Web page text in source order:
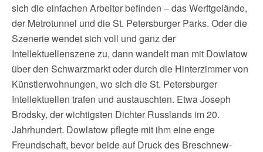
sich die einfachen Arbeiter befinden – das Werftgelände,
der Metrotunnel und die St. Petersburger Parks. Oder die
Szenerie wendet sich voll und ganz der
Intellektuellenszene zu, dann wandelt man mit Dowlatow
über den Schwarzmarkt oder durch die Hinterzimmer von
Künstlerwohnungen, wo sich die St. Petersburger
Intellektuellen trafen und austauschten. Etwa Joseph
Brodsky, der wichtigsten Dichter Russlands im 20.
Jahrhundert. Dowlatow pflegte mit ihm eine enge
Freundschaft, bevor beide auf Druck des Breschnew-